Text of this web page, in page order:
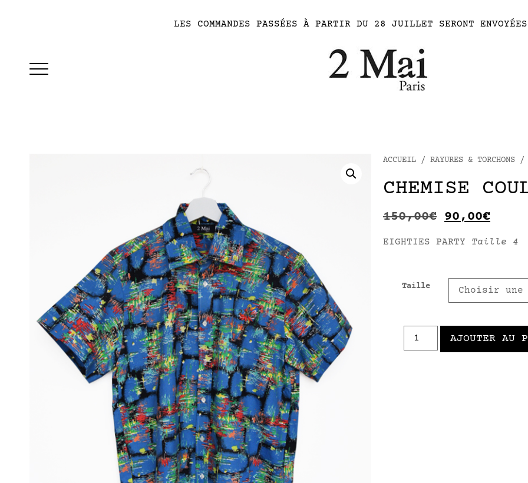
LES COMMANDES PASSÉES À PARTIR DU 28 JUILLET SERONT
ACCUEIL / RAYURES & TORCHONS /
CHEMISE
150,00€ 90,00€
EIGHTIES PARTY Taille 4
Taille
AJOUTER AU